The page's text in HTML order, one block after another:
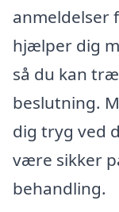
anmeldelser
hjælper dig
så du kan
beslutning.
dig tryg ved
være sikker
behandling.